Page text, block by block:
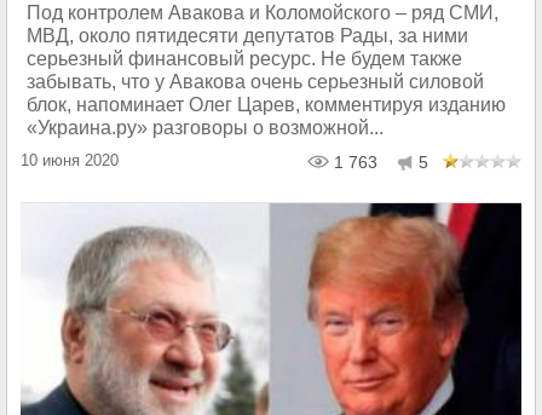
Под контролем Авакова и Коломойского – ряд СМИ,
МВД, около пятидесяти депутатов Рады, за ними
серьезный финансовый ресурс. Не будем также
забывать, что у Авакова очень серьезный силовой
блок, напоминает Олег Царев, комментируя изданию
«Украина.ру» разговоры о возможной...
10 июня 2020 1 763 5